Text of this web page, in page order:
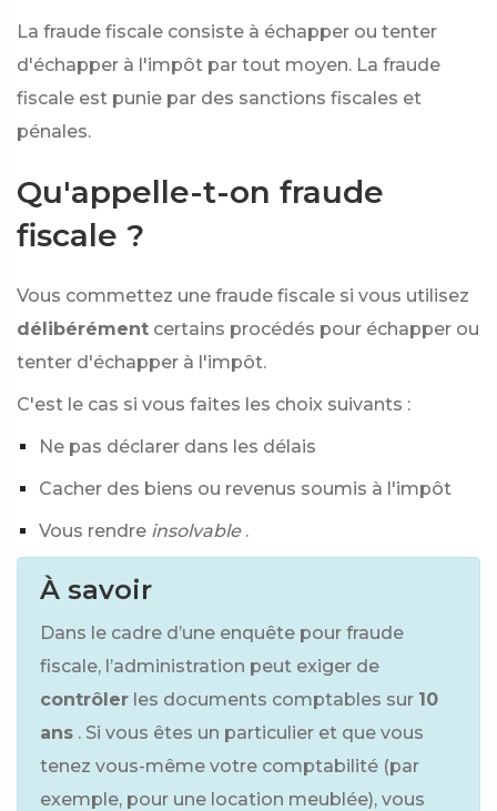
La fraude fiscale consiste à échapper ou tenter
d'échapper à l'impôt par tout moyen. La fraude
fiscale est punie par des sanctions fiscales et
pénales.
Qu'appelle-t-on fraude
fiscale ?
Vous commettez une fraude fiscale si vous utilisez
délibérément certains procédés pour échapper ou
tenter d'échapper à l'impôt.
C'est le cas si vous faites les choix suivants :
Ne pas déclarer dans les délais
Cacher des biens ou revenus soumis à l'impôt
Vous rendre insolvable .
À savoir
Dans le cadre d’une enquête pour fraude
fiscale, l’administration peut exiger de
contrôler les documents comptables sur 10
ans . Si vous êtes un particulier et que vous
tenez vous-même votre comptabilité (par
exemple, pour une location meublée), vous